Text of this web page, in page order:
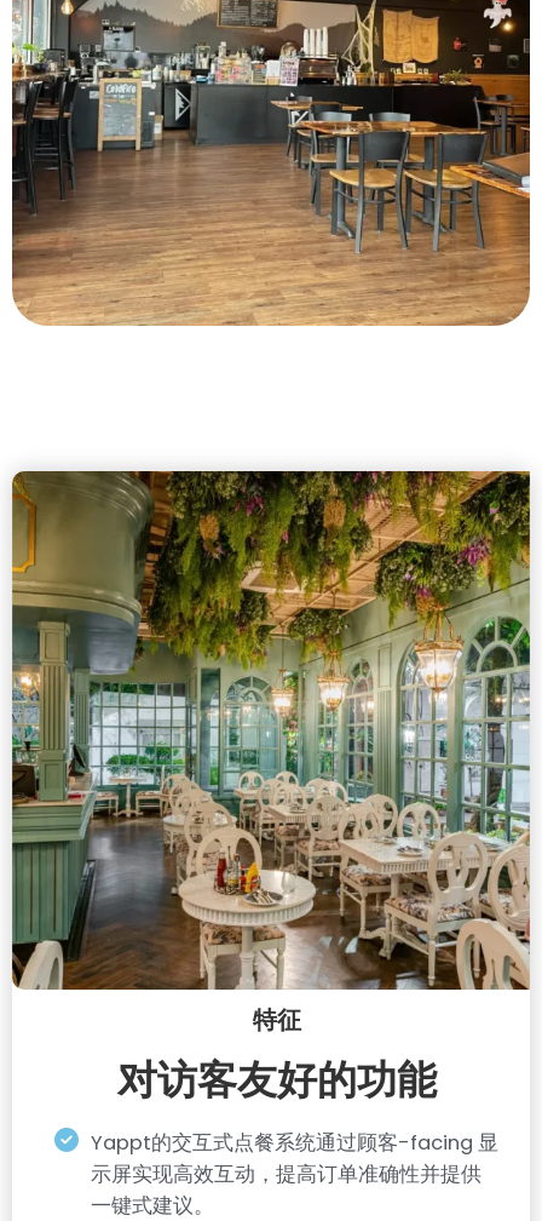
特征
对访客友好的功能
Yappt的交互式点餐系统通过顾客-facing 显
示屏实现高效互动，提高订单准确性并提供
一键式建议。